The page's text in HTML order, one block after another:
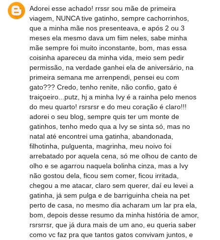
Adorei esse achado! rrssr sou mãe de primeira
viagem, NUNCA tive gatinho, sempre cachorrinhos,
que a minha mãe nos presenteava, e após 2 ou 3
meses ela mesmo dava um fiim neles, sabe minha
mãe sempre foi muito inconstante, bom, mas essa
coisinha apareceu da minha vida, meio sem pedir
permissão, na verdade ganhei ela de aniversário, na
primeira semana me arrenpendi, pensei eu com
gato??? Credo, tenho renite, não confio, gato é
traiçoeiro...putz, hj a minha Ivy é a rainha pelo menos
do meu quarto! rsrsrsr e do meu coração é claro!!!
adorei o seu blog, sempre quis ter um monte de
gatinhos, tenho medo qua a Ivy se sinta só, mas no
natal até encontrei uma gatinha, abandonada,
filhotinha, pulguenta, magrinha, meu noivo foi
arrebatado por aquela cena, só me olhou de canto de
olho e se agarrou naquela bolinha cinza, mas a Ivy
não gostou dela, ficou sem comer, ficou irritada,
chegou a me atacar, claro sem querer, daí eu levei a
gatinha, já sem pulga e de barriguinha cheia na pet
perto de casa, no mesmo dia acharam um lar pra ela,
bom, depois desse resumo da minha história de amor,
rsrsrrsr, que já dura mais de um ano, eu queria saber
como vc faz pra que tantos gatos convivam juntos, e